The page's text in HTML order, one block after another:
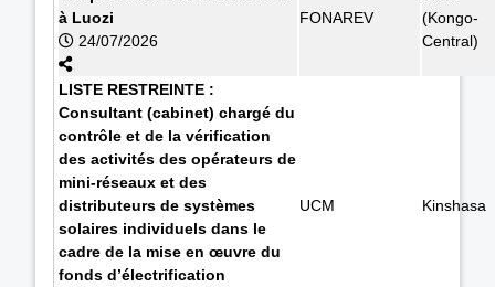
à Luozi
24/07/2026
FONAREV
(Kongo-
Central)
LISTE RESTREINTE :
Consultant (cabinet) chargé du
contrôle et de la vérification
des activités des opérateurs de
mini-réseaux et des
distributeurs de systèmes
solaires individuels dans le
cadre de la mise en œuvre du
fonds d’électrification
UCM Kinshasa